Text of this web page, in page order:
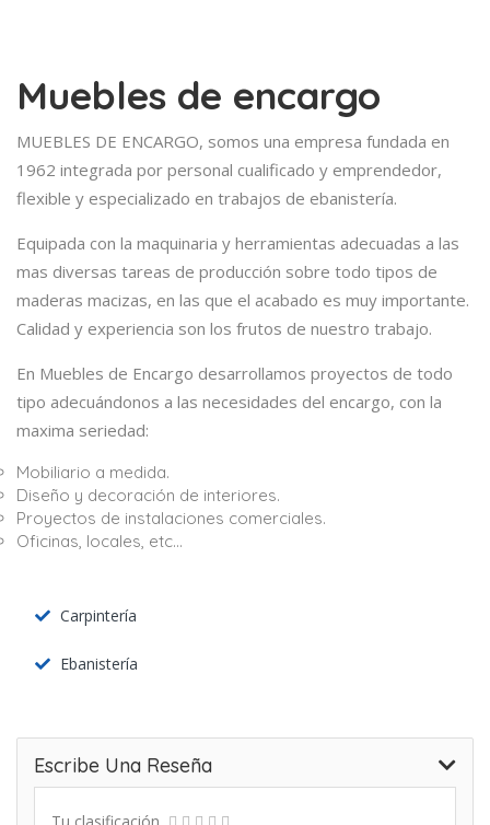
Muebles de encargo
MUEBLES DE ENCARGO, somos una empresa fundada en
1962 integrada por personal cualificado y emprendedor,
flexible y especializado en trabajos de ebanistería.
Equipada con la maquinaria y herramientas adecuadas a las
mas diversas tareas de producción sobre todo tipos de
maderas macizas, en las que el acabado es muy importante.
Calidad y experiencia son los frutos de nuestro trabajo.
En Muebles de Encargo desarrollamos proyectos de todo
tipo adecuándonos a las necesidades del encargo, con la
maxima seriedad:
Mobiliario a medida.
Diseño y decoración de interiores.
Proyectos de instalaciones comerciales.
Oficinas, locales, etc…
Carpintería
Ebanistería
Escribe Una Reseña
Tu clasificación